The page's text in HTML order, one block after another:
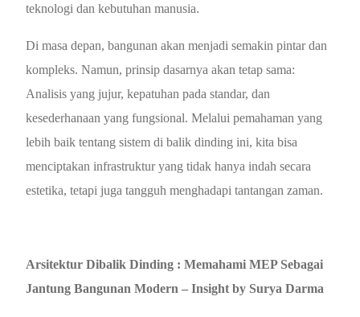
teknologi dan kebutuhan manusia.
Di masa depan, bangunan akan menjadi semakin pintar dan
kompleks. Namun, prinsip dasarnya akan tetap sama:
Analisis yang jujur, kepatuhan pada standar, dan
kesederhanaan yang fungsional. Melalui pemahaman yang
lebih baik tentang sistem di balik dinding ini, kita bisa
menciptakan infrastruktur yang tidak hanya indah secara
estetika, tetapi juga tangguh menghadapi tantangan zaman.
Arsitektur Dibalik Dinding : Memahami MEP Sebagai
Jantung Bangunan Modern – Insight by Surya Darma